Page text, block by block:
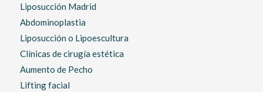
Liposucción Madrid
Abdominoplastia
Liposucción o Lipoescultura
Clínicas de cirugía estética
Aumento de Pecho
Lifting facial